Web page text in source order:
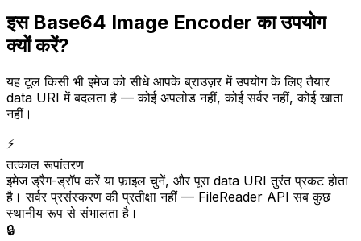
इस Base64 Image Encoder का उपयोग
क्यों करें?
यह टूल किसी भी इमेज को सीधे आपके ब्राउज़र में उपयोग के लिए तैयार
data URI में बदलता है — कोई अपलोड नहीं, कोई सर्वर नहीं, कोई खाता
नहीं।
⚡
तत्काल रूपांतरण
इमेज ड्रैग-ड्रॉप करें या फ़ाइल चुनें, और पूरा data URI तुरंत प्रकट होता
है। सर्वर प्रसंस्करण की प्रतीक्षा नहीं — FileReader API सब कुछ
स्थानीय रूप से संभालता है।
🔒